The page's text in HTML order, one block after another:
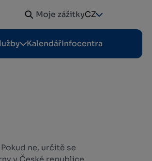
Moje zážitkyCZ
KalendářInfocentra
ne, určitě se